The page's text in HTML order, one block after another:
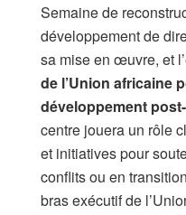
Semaine de
développement de
sa mise en œuvre, et
de l’Union africaine
développement
centre jouera un rôle
et initiatives pour
conflits ou en
bras exécutif de